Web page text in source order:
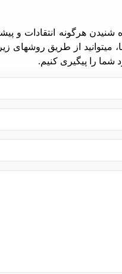
انتقادات و پیشنهادات
طریق روشهای زیر اقدام
کنیم.